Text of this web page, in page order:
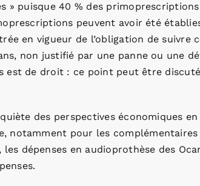
» puisque 40 % des
peuvent avoir été
en vigueur de l’obligation de
non justifié par une panne ou une
est de droit : ce point peut être
des perspectives économiques
notamment pour les
les dépenses en audioprothèse des